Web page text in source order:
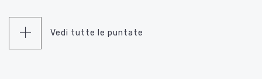
Vedi tutte le puntate